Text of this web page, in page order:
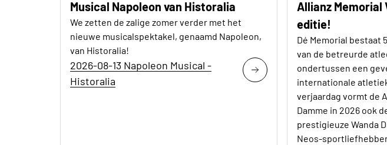
Musical Napoleon van Historalia
We zetten de zalige zomer verder met het
nieuwe musicalspektakel, genaamd Napoleon,
van Historalia!
2026-08-13 Napoleon Musical -
Historalia
Allianz Memorial
editie!
Dé Memorial bestaat
van de betreurde
ondertussen een
internationale
verjaardag vormt de
Damme in 2026 ook
prestigieuze Wanda
Neos-